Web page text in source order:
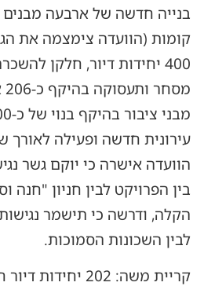
400 יחידות דיור, חלקן
עירונית חדשה ופעילה לאורך
הוועדה אישרה כי יוקם גשר
בין הפרויקט לבין חניון
הקלה, ודרשה כי תישמר
לבין השכונות הסמוכות.
קריית משה: 202 יחידות דיור חדשות